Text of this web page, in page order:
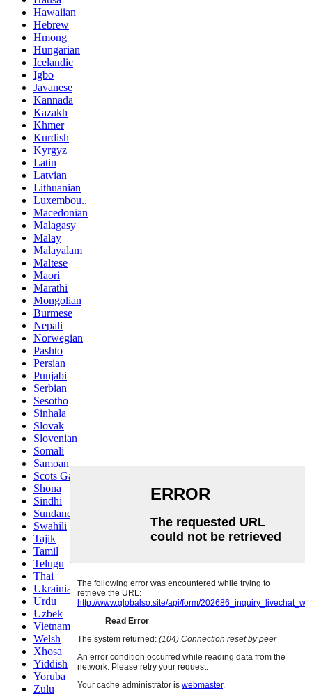
Hawaiian
Hebrew
Hmong
Hungarian
Icelandic
Igbo
Javanese
Kannada
Kazakh
Khmer
Kurdish
Kyrgyz
Latin
Latvian
Lithuanian
Luxembou..
Macedonian
Malagasy
Malay
Malayalam
Maltese
Maori
Marathi
Mongolian
Burmese
Nepali
Norwegian
Pashto
Persian
Punjabi
Serbian
Sesotho
Sinhala
Slovak
Slovenian
Somali
Samoan
Scots Gaelic
Shona
Sindhi
Sundanese
Swahili
Tajik
Tamil
Telugu
Thai
Ukrainian
Urdu
Uzbek
Vietnamese
Welsh
Xhosa
Yiddish
Yoruba
Zulu